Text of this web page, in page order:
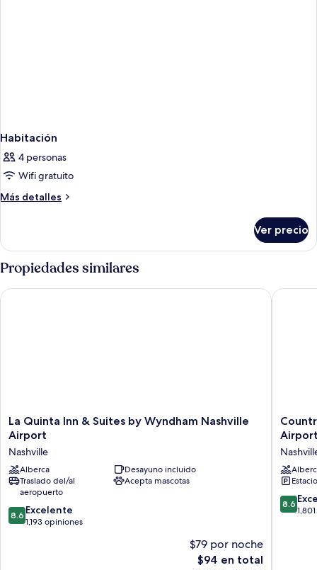
Habitación
4 personas
Wifi gratuito
Más detalles
Más
Ver precio
Propiedades similares
La
Quinta
&
Suites
by
Wyndham
Nashville
Airport
La Quinta Inn & Suites by Wyndham Nashville
Airport
Nashville
Alberca
Desayuno incluido
Traslado del/al
aeropuerto
Acepta mascotas
8.6
de
8.6 Excelente
1,193 opiniones
$79 por noche
El
$94 en total
La Quinta Inn & Suites by Wyndham Nashville Airport
Country
Inn
Suites
by
Airport
8.6
de
8.6
Country